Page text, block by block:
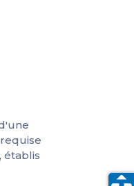
établis